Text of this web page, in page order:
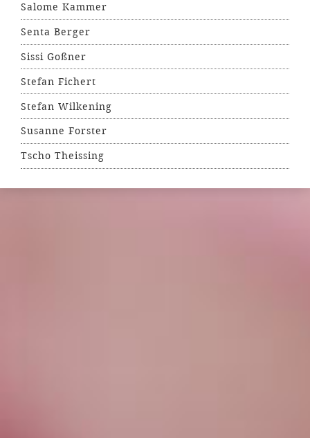
Salome Kammer
Senta Berger
Sissi Goßner
Stefan Fichert
Stefan Wilkening
Susanne Forster
Tscho Theissing